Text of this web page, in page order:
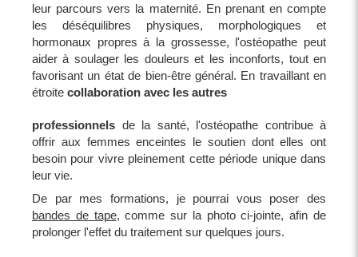
leur parcours vers la maternité. En prenant en compte
les déséquilibres physiques, morphologiques et
hormonaux propres à la grossesse, l'ostéopathe peut
aider à soulager les douleurs et les inconforts, tout en
favorisant un état de bien-être général. En travaillant en
étroite collaboration avec les autres
professionnels de la santé, l'ostéopathe contribue à
offrir aux femmes enceintes le soutien dont elles ont
besoin pour vivre pleinement cette période unique dans
leur vie.
De par mes formations, je pourrai vous poser des
bandes de tape, comme sur la photo ci-jointe, afin de
prolonger l'effet du traitement sur quelques jours.